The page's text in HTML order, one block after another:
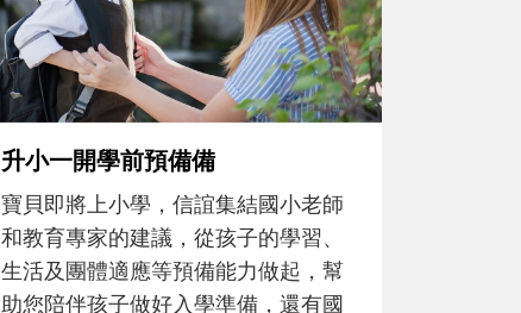
沒有人天生就擅長當爸爸！男人總是
在一次次「前所未有」的體驗中，跟
著孩子一起長大。從給予安全感的肢
體遊戲，到獨立自主、角色認同及解
決問題的能力養成。爸爸正嘗試用不
同的模樣，參與孩子每個重要的成長
歷程。